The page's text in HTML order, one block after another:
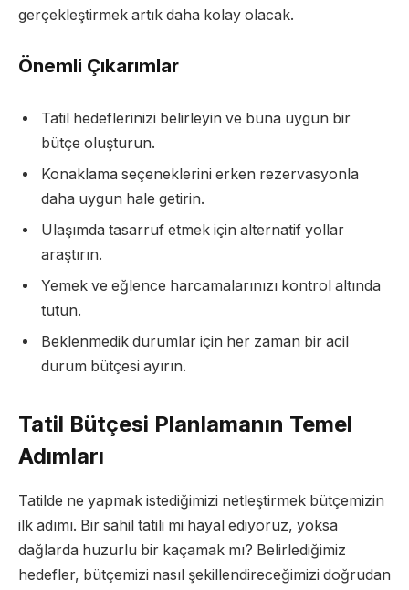
gerçekleştirmek artık daha kolay olacak.
Önemli Çıkarımlar
Tatil hedeflerinizi belirleyin ve buna uygun bir
bütçe oluşturun.
Konaklama seçeneklerini erken rezervasyonla
daha uygun hale getirin.
Ulaşımda tasarruf etmek için alternatif yollar
araştırın.
Yemek ve eğlence harcamalarınızı kontrol altında
tutun.
Beklenmedik durumlar için her zaman bir acil
durum bütçesi ayırın.
Tatil Bütçesi Planlamanın Temel
Adımları
Tatilde ne yapmak istediğimizi netleştirmek bütçemizin
ilk adımı. Bir sahil tatili mi hayal ediyoruz, yoksa
dağlarda huzurlu bir kaçamak mı? Belirlediğimiz
hedefler, bütçemizi nasıl şekillendireceğimizi doğrudan